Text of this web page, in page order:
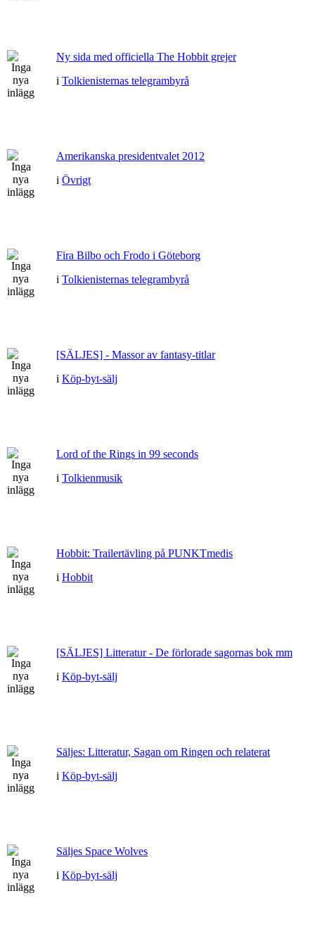
Ny sida med officiella The Hobbit grejer
i Tolkienisternas telegrambyrå
Amerikanska presidentvalet 2012
i Övrigt
Fira Bilbo och Frodo i Göteborg
i Tolkienisternas telegrambyrå
[SÄLJES] - Massor av fantasy-titlar
i Köp-byt-sälj
Lord of the Rings in 99 seconds
i Tolkienmusik
Hobbit: Trailertävling på PUNKTmedis
i Hobbit
[SÄLJES] Litteratur - De förlorade sagornas bok mm
i Köp-byt-sälj
Säljes: Litteratur, Sagan om Ringen och relaterat
i Köp-byt-sälj
Säljes Space Wolves
i Köp-byt-sälj